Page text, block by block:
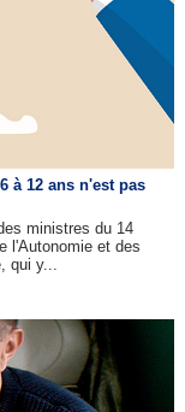
à 12 ans n'est pas
ministres du 14
l'Autonomie et des
qui y...